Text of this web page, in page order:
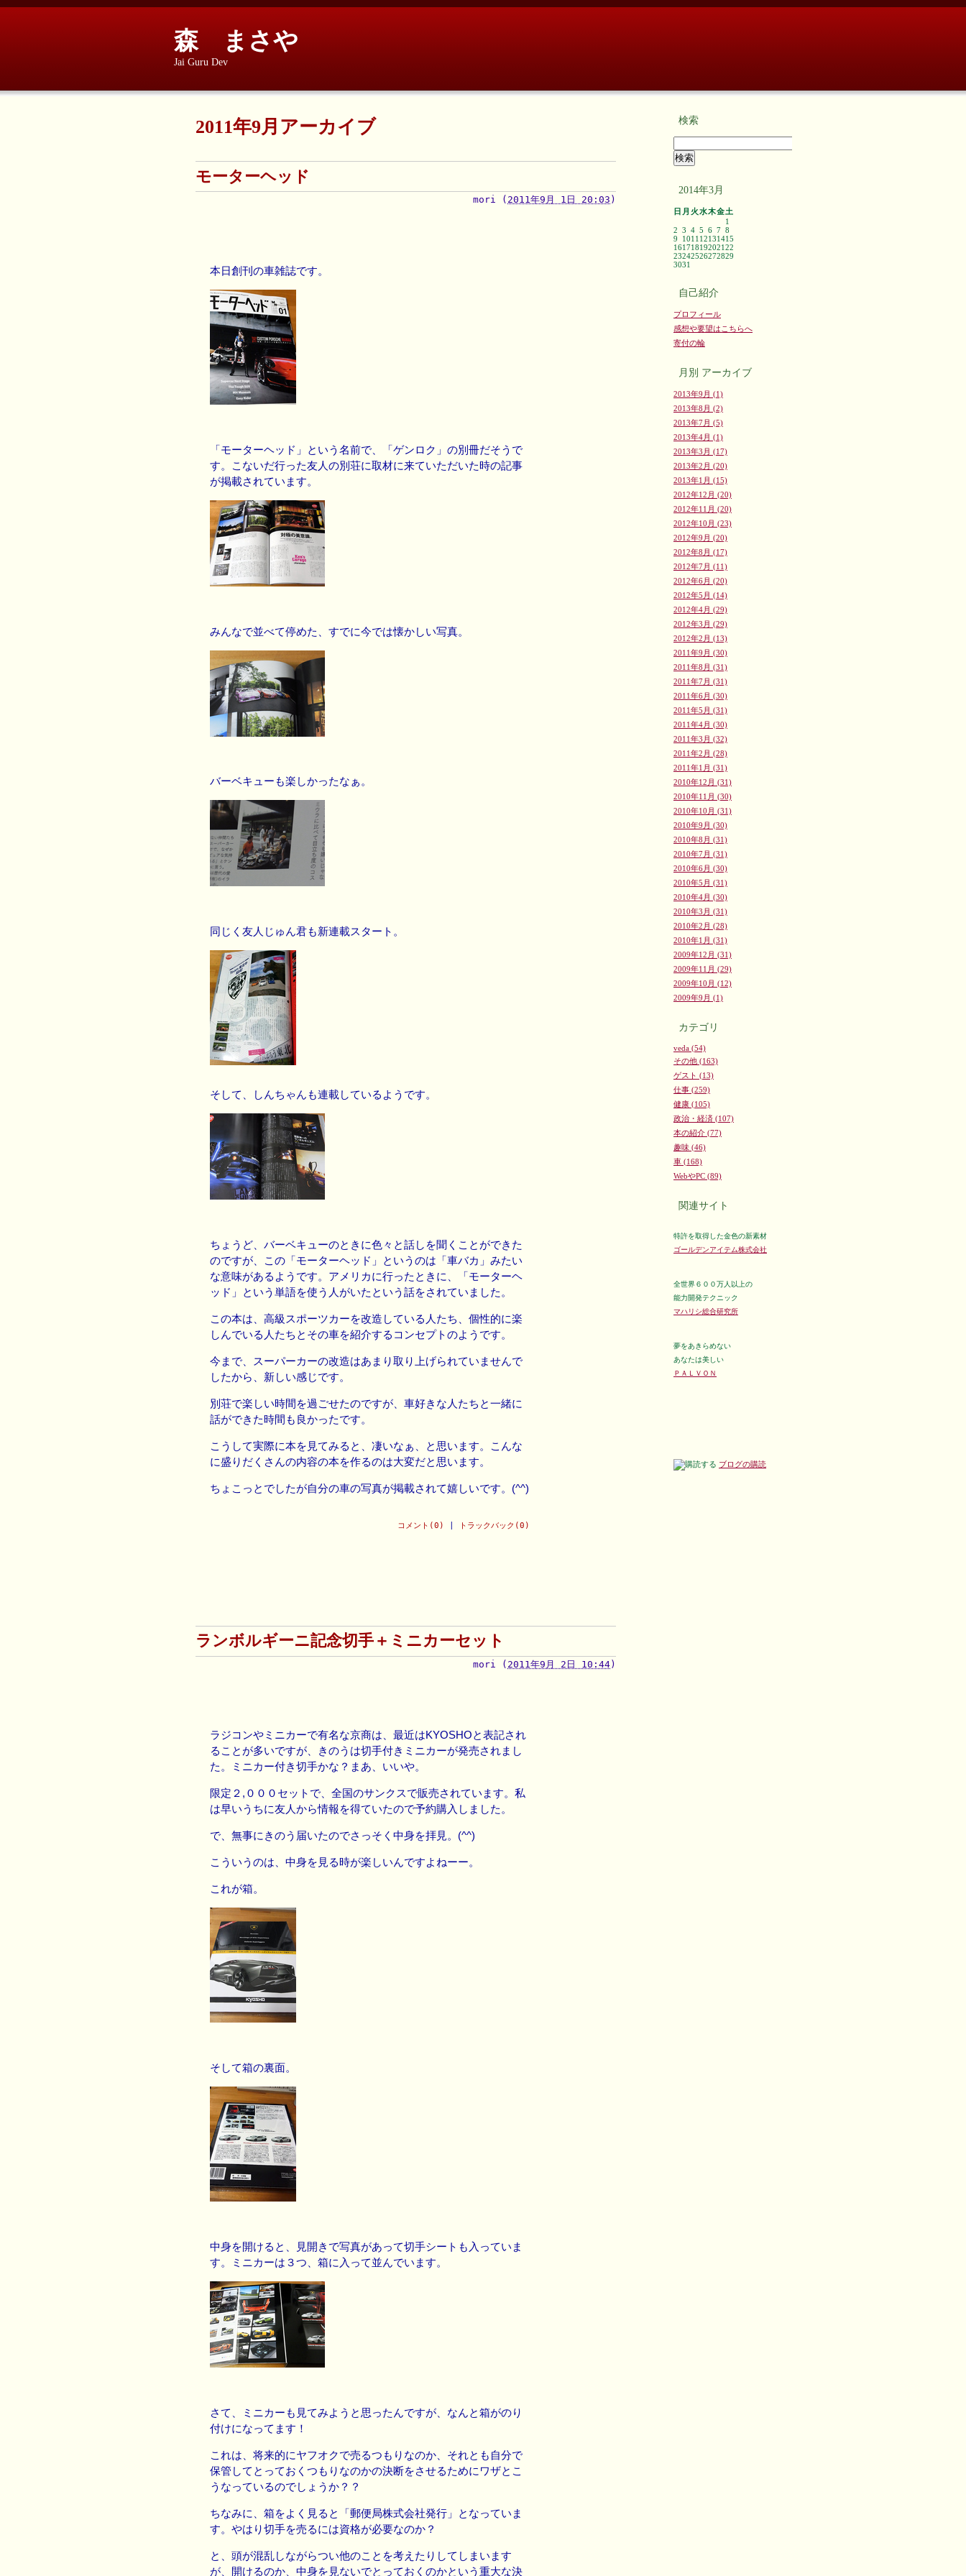
森 まさや
Jai Guru Dev
2011年9月アーカイブ
モーターヘッド
mori ( 2011年9月 1日 20:03 )
本日創刊の車雑誌です。
「モーターヘッド」という名前で、「ゲンロク」の別冊だそうで
す。こないだ行った友人の別荘に取材に来ていただいた時の記事
が掲載されています。
みんなで並べて停めた、すでに今では懐かしい写真。
バーベキューも楽しかったなぁ。
同じく友人じゅん君も新連載スタート。
そして、しんちゃんも連載しているようです。
ちょうど、バーベキューのときに色々と話しを聞くことができた
のですが、この「モーターヘッド」というのは「車バカ」みたい
な意味があるようです。アメリカに行ったときに、「モーターヘ
ッド」という単語を使う人がいたという話をされていました。
この本は、高級スポーツカーを改造している人たち、個性的に楽
しんでいる人たちとその車を紹介するコンセプトのようです。
今まで、スーパーカーの改造はあまり取り上げられていませんで
したから、新しい感じです。
別荘で楽しい時間を過ごせたのですが、車好きな人たちと一緒に
話ができた時間も良かったです。
こうして実際に本を見てみると、凄いなぁ、と思います。こんな
に盛りだくさんの内容の本を作るのは大変だと思います。
ちょこっとでしたが自分の車の写真が掲載されて嬉しいです。(^^)
コメント(0) トラックバック(0)
ランボルギーニ記念切手＋ミニカーセット
mori ( 2011年9月 2日 10:44)
ラジコンやミニカーで有名な京商は、最近はKYOSHOと表記され
ることが多いですが、きのうは切手付きミニカーが発売されまし
た。ミニカー付き切手かな？まあ、いいや。
限定２,０００セットで、全国のサンクスで販売されています。私
は早いうちに友人から情報を得ていたので予約購入しました。
で、無事にきのう届いたのでさっそく中身を拝見。(^^)
こういうのは、中身を見る時が楽しいんですよねーー。
これが箱。
そして箱の裏面。
中身を開けると、見開きで写真があって切手シートも入っていま
す。ミニカーは３つ、箱に入って並んでいます。
さて、ミニカーも見てみようと思ったんですが、なんと箱がのり
付けになってます！
これは、将来的にヤフオクで売るつもりなのか、それとも自分で
保管してとっておくつもりなのかの決断をさせるためにワザとこ
うなっているのでしょうか？？
ちなみに、箱をよく見ると「郵便局株式会社発行」となっていま
す。やはり切手を売るには資格が必要なのか？
と、頭が混乱しながらつい他のことを考えたりしてしまいます
が、開けるのか、中身を見ないでとっておくのかという重大な決
検索
2014年3月
日 月 火水木金土
1
2 3 4 5 6 7 8
9
1011 12131415
16171819202122
23242526272829
3031
自己紹介
プロフィール
感想や要望はこちらへ
寄付の輪
月別 アーカイブ
2013年9月 (1)
2013年8月 (2)
2013年7月 (5)
2013年4月 (1)
2013年3月 (17)
2013年2月 (20)
2013年1月 (15)
2012年12月 (20)
2012年11月 (20)
2012年10月 (23)
2012年9月 (20)
2012年8月 (17)
2012年7月 (11)
2012年6月 (20)
2012年5月 (14)
2012年4月 (29)
2012年3月 (29)
2012年2月 (13)
2011年9月 (30)
2011年8月 (31)
2011年7月 (31)
2011年6月 (30)
2011年5月 (31)
2011年4月 (30)
2011年3月 (32)
2011年2月 (28)
2011年1月 (31)
2010年12月 (31)
2010年11月 (30)
2010年10月 (31)
2010年9月 (30)
2010年8月 (31)
2010年7月 (31)
2010年6月 (30)
2010年5月 (31)
2010年4月 (30)
2010年3月 (31)
2010年2月 (28)
2010年1月 (31)
2009年12月 (31)
2009年11月 (29)
2009年10月 (12)
2009年9月 (1)
カテゴリ
veda (54)
その他 (163)
ゲスト (13)
仕事 (259)
健康 (105)
政治・経済 (107)
本の紹介 (77)
趣味 (46)
車 (168)
WebやPC (89)
関連サイト
特許を取得した金色の新素材
ゴールデンアイテム株式会社
全世界６００万人以上の
能力開発テクニック
マハリシ総合研究所
夢をあきらめない
あなたは美しい
ＰＡＬＶＯＮ
ブログの購読